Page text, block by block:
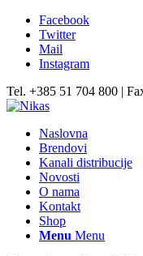
Facebook
Twitter
Mail
Instagram
Tel. +385 51 704 800 |
Naslovna
Brendovi
Kanali distribucije
Novosti
O nama
Kontakt
Shop
Menu Menu